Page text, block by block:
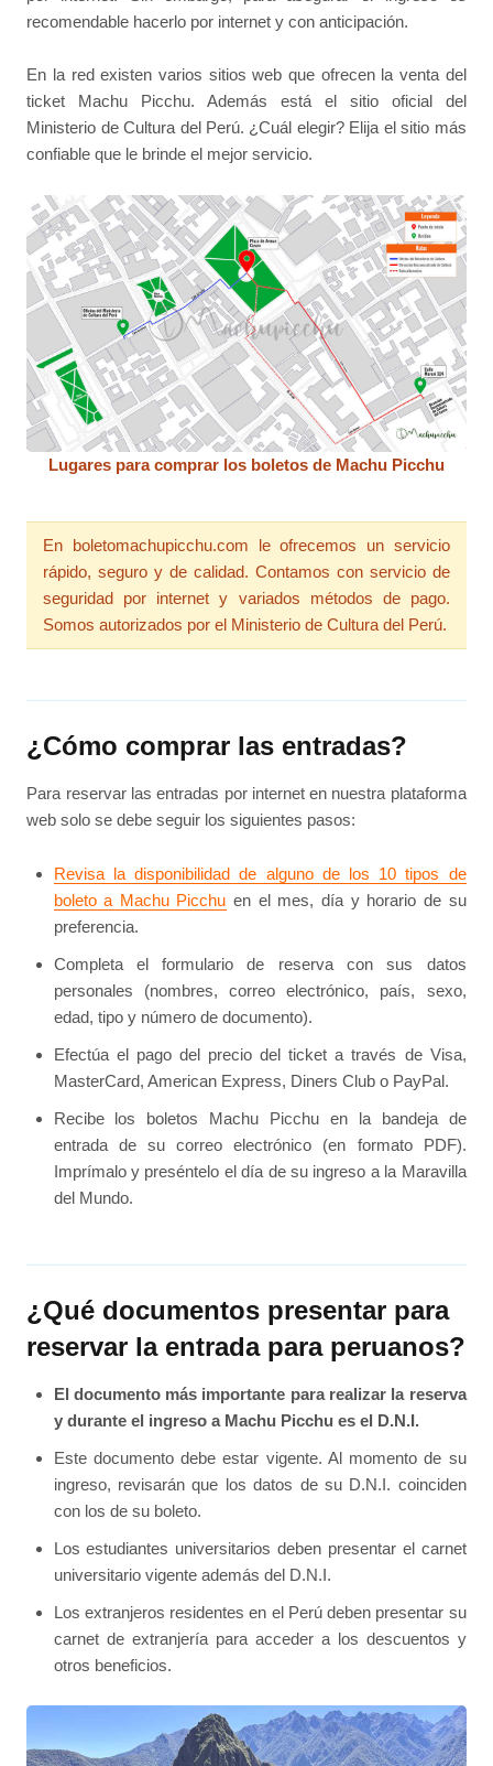
recomendable hacerlo por internet y con anticipación.
En la red existen varios sitios web que ofrecen la venta del
ticket Machu Picchu. Además está el sitio oficial del
Ministerio de Cultura del Perú. ¿Cuál elegir? Elija el sitio más
confiable que le brinde el mejor servicio.
Lugares para comprar los boletos de Machu Picchu
En boletomachupicchu.com le ofrecemos un servicio
rápido, seguro y de calidad. Contamos con servicio de
seguridad por internet y variados métodos de pago.
Somos autorizados por el Ministerio de Cultura del Perú.
¿Cómo comprar las entradas?
Para reservar las entradas por internet en nuestra plataforma
web solo se debe seguir los siguientes pasos:
Revisa la disponibilidad de alguno de los 10 tipos de
boleto a Machu Picchu en el mes, día y horario de su
preferencia.
Completa el formulario de reserva con sus datos
personales (nombres, correo electrónico, país, sexo,
edad, tipo y número de documento).
Efectúa el pago del precio del ticket a través de Visa,
MasterCard, American Express, Diners Club o PayPal.
Recibe los boletos Machu Picchu en la bandeja de
entrada de su correo electrónico (en formato PDF).
Imprímalo y preséntelo el día de su ingreso a la Maravilla
del Mundo.
¿Qué documentos presentar para
reservar la entrada para peruanos?
El documento más importante para realizar la reserva
y durante el ingreso a Machu Picchu es el D.N.I.
Este documento debe estar vigente. Al momento de su
ingreso, revisarán que los datos de su D.N.I. coinciden
con los de su boleto.
Los estudiantes universitarios deben presentar el carnet
universitario vigente además del D.N.I.
Los extranjeros residentes en el Perú deben presentar su
carnet de extranjería para acceder a los descuentos y
otros beneficios.